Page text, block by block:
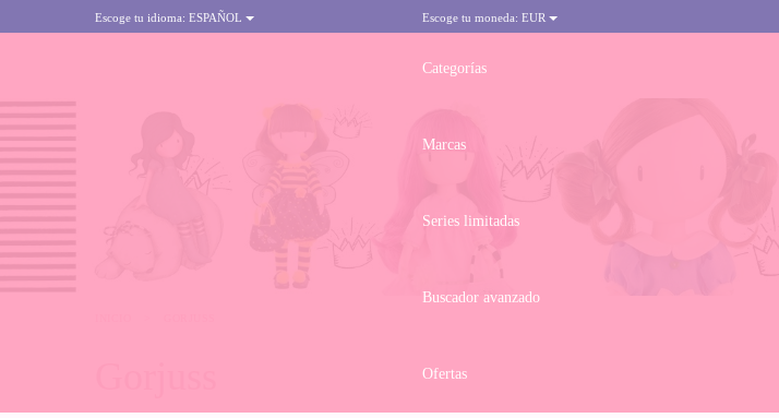
Escoge tu idioma: ESPAÑOL Escoge tu moneda: EUR
Categorías
Marcas
Series limitadas
Buscador avanzado
Ofertas